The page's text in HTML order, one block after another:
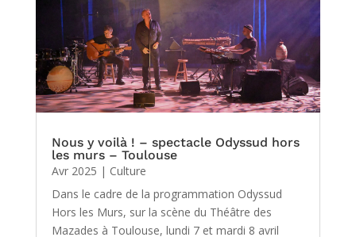
Nous y voilà ! – spectacle Odyssud hors
les murs – Toulouse
Avr 2025 | Culture
Dans le cadre de la programmation Odyssud
Hors les Murs, sur la scène du Théâtre des
Mazades à Toulouse, lundi 7 et mardi 8 avril